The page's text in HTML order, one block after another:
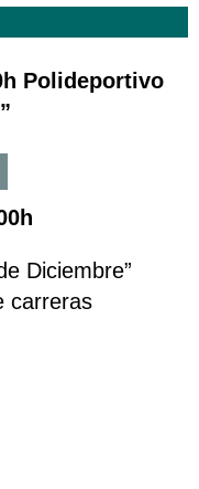
Polideportivo
Diciembre”
carreras